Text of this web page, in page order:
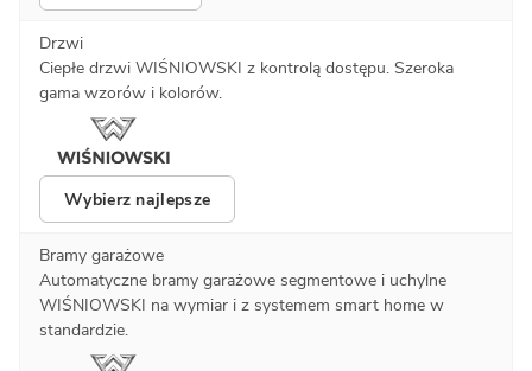
Drzwi
Ciepłe drzwi WIŚNIOWSKI z kontrolą dostępu. Szeroka
gama wzorów i kolorów.
Wybierz najlepsze
Bramy garażowe
Automatyczne bramy garażowe segmentowe i uchylne
WIŚNIOWSKI na wymiar i z systemem smart home w
standardzie.